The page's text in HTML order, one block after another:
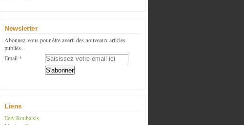
Newsletter
Abonnez-vous pour être averti des nouveaux articles
publiés.
Email
Liens
Eelv Roubaisis